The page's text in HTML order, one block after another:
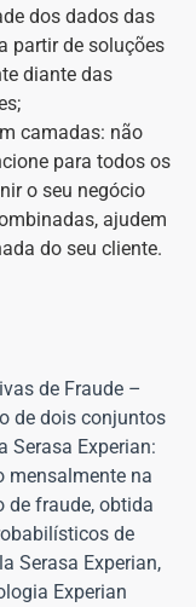
dos dados das
partir de soluções
diante das
camadas: não
para todos os
o seu negócio
ajudem
do seu cliente.
de Fraude –
de dois conjuntos
Serasa Experian:
mensalmente na
de fraude, obtida
de
Serasa Experian,
Experian